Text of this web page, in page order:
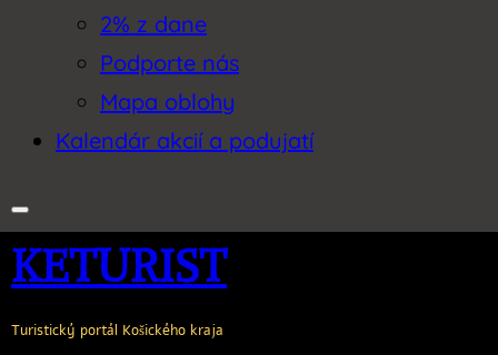
2% z dane
Podporte nás
Mapa oblohy
Kalendár akcií a podujatí
KETURIST
Turistický portál Košického kraja